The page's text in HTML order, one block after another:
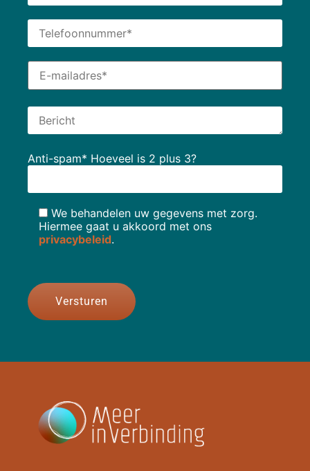
Anti-spam* Hoeveel is 2 plus 3?
We behandelen uw gegevens met zorg.
Hiermee gaat u akkoord met ons
privacybeleid.